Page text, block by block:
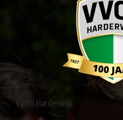
VVOG Harderwijk